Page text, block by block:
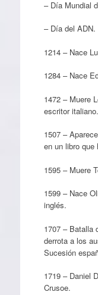
– Día Mundial
– Día del ADN.
1214 – Nace
1284 – Nace
1472 – Muere
escritor italiano.
1507 –
en un libro que
1595 – Muere
1599 – Nace
inglés.
1707 – Batalla
derrota a los
Sucesión
1719 – Daniel
Crusoe.